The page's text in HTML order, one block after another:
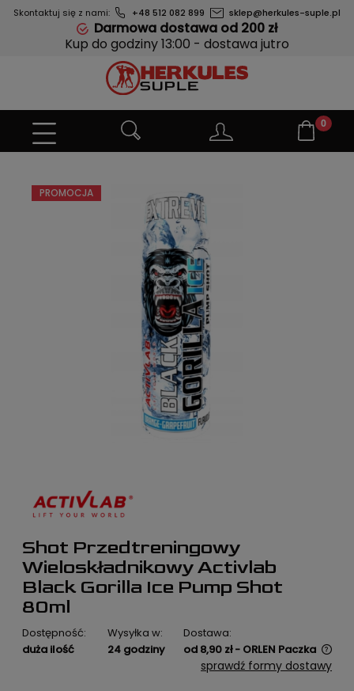
Skontaktuj się z nami: +48 512 082 899 sklep@herkules-suple.pl
Darmowa dostawa od 200 zł
Kup do godziny 13:00 - dostawa jutro
PROMOCJA
Shot Przedtreningowy
Wieloskładnikowy Activlab
Black Gorilla Ice Pump Shot
80ml
Dostępność:
duża ilość
Wysyłka w:
24 godziny
Dostawa:
od 8,90 zł - ORLEN Paczka
Cena nie zawiera ewentualnych kosztów płatności
sprawdź formy dostawy